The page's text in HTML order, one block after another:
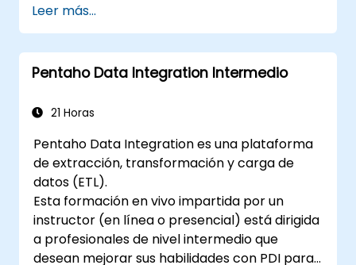
control de acceso.
Monitorear y solucionar problemas en
entornos de clusters ONTAP.
Leer más...
Pentaho Data Integration Intermedio
21 Horas
Pentaho Data Integration es una plataforma
de extracción, transformación y carga de
datos (ETL).
Esta formación en vivo impartida por un
instructor (en línea o presencial) está dirigida
a profesionales de nivel intermedio que
desean mejorar sus habilidades con PDI para